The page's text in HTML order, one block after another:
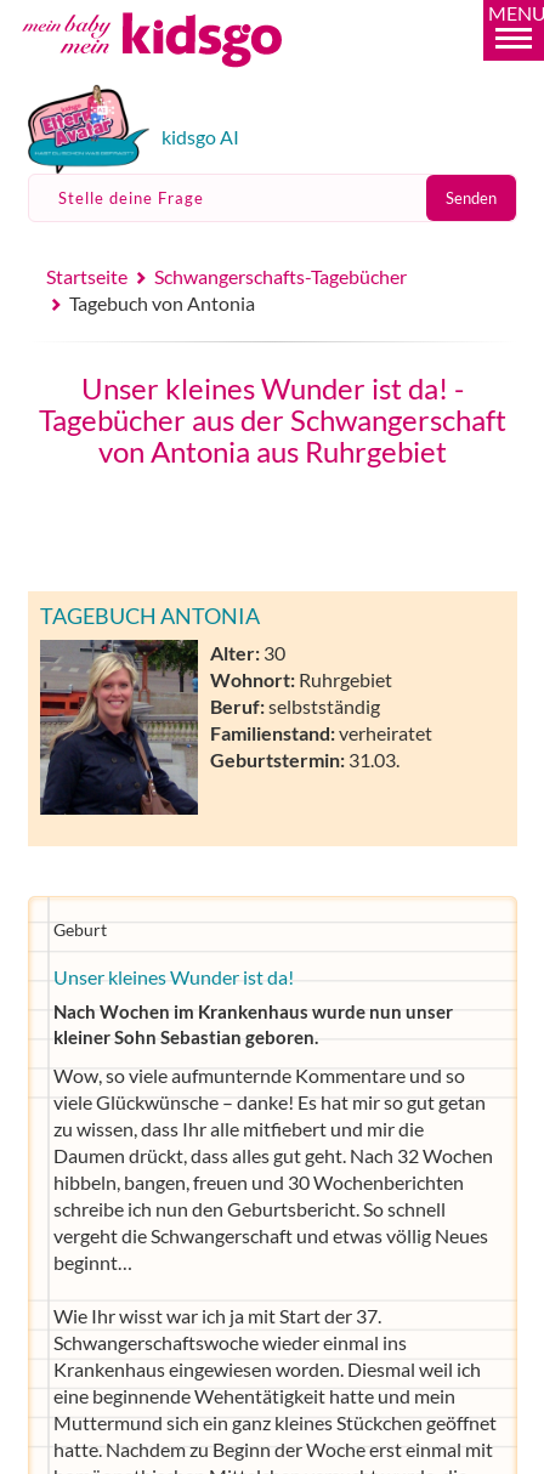
kidsgo AI
Stelle deine Frage Senden
Startseite
Schwangerschafts-Tagebücher
Tagebuch von Antonia
Unser kleines Wunder ist da! -
Tagebücher aus der Schwangerschaft
von Antonia aus Ruhrgebiet
TAGEBUCH ANTONIA
Alter: 30
Wohnort: Ruhrgebiet
Beruf:selbstständig
Familienstand:verheiratet
Geburtstermin: 31.03.
Geburt
Unser kleines Wunder ist da!
Nach Wochen im Krankenhaus wurde nun unser
kleiner Sohn Sebastian geboren.
Wow, so viele aufmunternde Kommentare und so
viele Glückwünsche – danke! Es hat mir so gut getan
zu wissen, dass Ihr alle mitfiebert und mir die
Daumen drückt, dass alles gut geht. Nach 32 Wochen
hibbeln, bangen, freuen und 30 Wochenberichten
schreibe ich nun den Geburtsbericht. So schnell
vergeht die Schwangerschaft und etwas völlig Neues
beginnt…
Wie Ihr wisst war ich ja mit Start der 37.
Schwangerschaftswoche wieder einmal ins
Krankenhaus eingewiesen worden. Diesmal weil ich
eine beginnende Wehentätigkeit hatte und mein
Muttermund sich ein ganz kleines Stückchen geöffnet
hatte. Nachdem zu Beginn der Woche erst einmal mit